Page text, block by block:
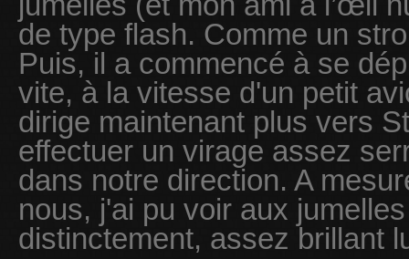
de type flash. Comme un
Puis, il a commencé à se
vite, à la vitesse d'un petit
dirige maintenant plus vers
effectuer un virage assez
dans notre direction. A
nous, j'ai pu voir aux
distinctement, assez brillant